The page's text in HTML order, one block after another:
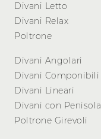
Divani Letto
Divani Relax
Poltrone
Divani Angolari
Divani Componibili
Divani Lineari
Divani con Penisola
Poltrone Girevoli